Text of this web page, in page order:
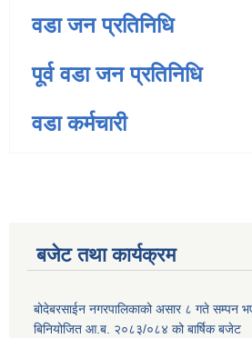
वडा जन प्रतिनिधि
पूर्व वडा जन प्रतिनिधि
वडा कर्मचारी
बजेट तथा कार्यक्रम
बोदेबरसाईन नगरपालिकाको असार ८ गते सम्पन
बिनियोजित आ.ब. २०८३/०८४ को बार्षिक बजेट